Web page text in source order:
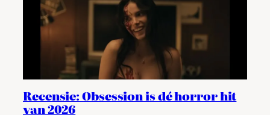
Recensie: Obsession is dé horror hit
van 2026